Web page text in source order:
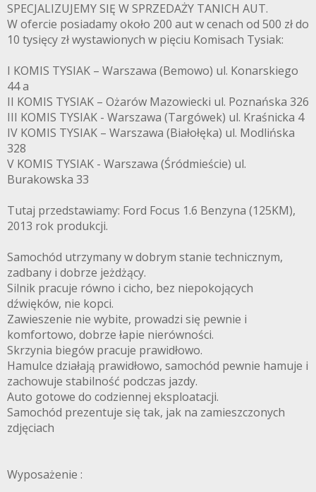
SPECJALIZUJEMY SIĘ W SPRZEDAŻY TANICH AUT.
W ofercie posiadamy około 200 aut w cenach od 500 zł do
10 tysięcy zł wystawionych w pięciu Komisach Tysiak:
I KOMIS TYSIAK – Warszawa (Bemowo) ul. Konarskiego
44 a
II KOMIS TYSIAK – Ożarów Mazowiecki ul. Poznańska 326
III KOMIS TYSIAK - Warszawa (Targówek) ul. Kraśnicka 4
IV KOMIS TYSIAK – Warszawa (Białołęka) ul. Modlińska
328
V KOMIS TYSIAK - Warszawa (Śródmieście) ul.
Burakowska 33
Tutaj przedstawiamy: Ford Focus 1.6 Benzyna (125KM),
2013 rok produkcji.
Samochód utrzymany w dobrym stanie technicznym,
zadbany i dobrze jeżdżący.
Silnik pracuje równo i cicho, bez niepokojących
dźwięków, nie kopci.
Zawieszenie nie wybite, prowadzi się pewnie i
komfortowo, dobrze łapie nierówności.
Skrzynia biegów pracuje prawidłowo.
Hamulce działają prawidłowo, samochód pewnie hamuje i
zachowuje stabilność podczas jazdy.
Auto gotowe do codziennej eksploatacji.
Samochód prezentuje się tak, jak na zamieszczonych
zdjęciach
Wyposażenie :